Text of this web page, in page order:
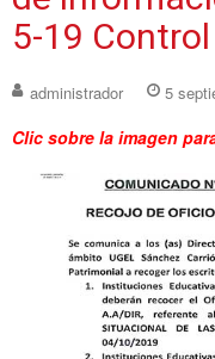
5-19
administrador 5
Clic sobre la imagen